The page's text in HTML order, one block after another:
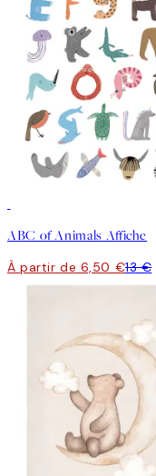
ABC of Animals Affiche
À partir de 6,50 €13 €